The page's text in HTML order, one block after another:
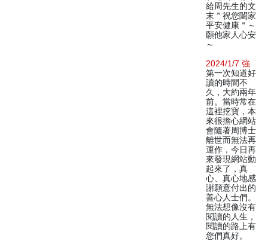
給周先生的文
末＂祝您闔家
平安健康＂～
願他家人心安
～
2024/1/7 強
第一次知道好
讀的時間不
久，大約兩年
前。當時常在
這裡挖寶，本
來很擔心網站
會隨著周博士
離世而無法再
運作，今日再
來發現網站動
起來了，真
心、真心地感
謝願意付出的
善心人士們。
無法想像沒有
閱讀的人生，
閱讀的路上有
您們真好。